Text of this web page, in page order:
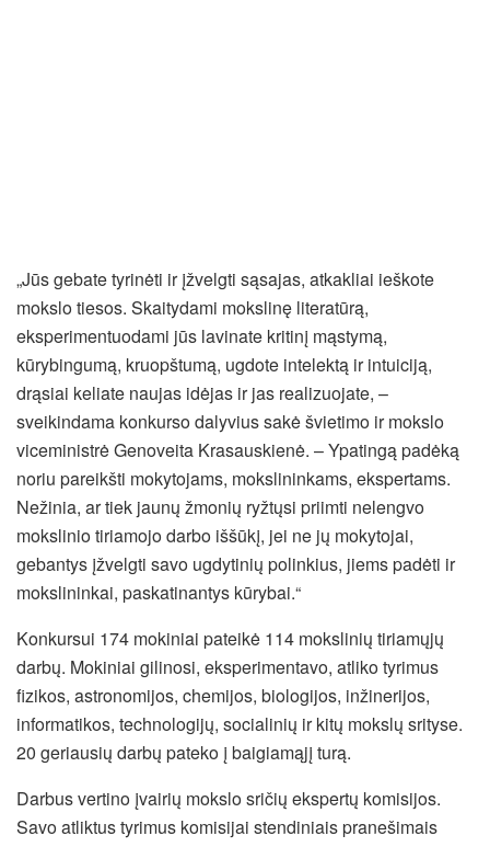
„Jūs gebate tyrinėti ir įžvelgti sąsajas, atkakliai ieškote
mokslo tiesos. Skaitydami mokslinę literatūrą,
eksperimentuodami jūs lavinate kritinį mąstymą,
kūrybingumą, kruopštumą, ugdote intelektą ir intuiciją,
drąsiai keliate naujas idėjas ir jas realizuojate, –
sveikindama konkurso dalyvius sakė švietimo ir mokslo
viceministrė Genoveita Krasauskienė. – Ypatingą padėką
noriu pareikšti mokytojams, mokslininkams, ekspertams.
Nežinia, ar tiek jaunų žmonių ryžtųsi priimti nelengvo
mokslinio tiriamojo darbo iššūkį, jei ne jų mokytojai,
gebantys įžvelgti savo ugdytinių polinkius, jiems padėti ir
mokslininkai, paskatinantys kūrybai.“
Konkursui 174 mokiniai pateikė 114 mokslinių tiriamųjų
darbų. Mokiniai gilinosi, eksperimentavo, atliko tyrimus
fizikos, astronomijos, chemijos, biologijos, inžinerijos,
informatikos, technologijų, socialinių ir kitų mokslų srityse.
20 geriausių darbų pateko į baigiamąjį turą.
Darbus vertino įvairių mokslo sričių ekspertų komisijos.
Savo atliktus tyrimus komisijai stendiniais pranešimais